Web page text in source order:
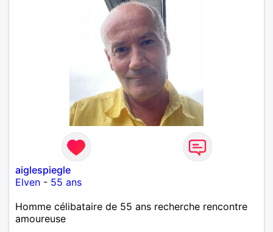
aiglespiegle
Elven - 55 ans
Homme célibataire de 55 ans recherche rencontre
amoureuse